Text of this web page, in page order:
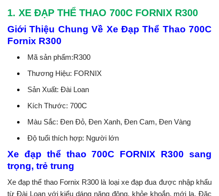
1. XE ĐẠP THỂ THAO 700C FORNIX R300
Giới Thiệu Chung Về Xe Đạp Thể Thao 700C
Fornix R300
Mã sản phẩm:R300
Thương Hiệu: FORNIX
Sản Xuất: Đài Loan
Kích Thước: 700C
Màu Sắc: Đen Đỏ, Đen Xanh, Đen Cam, Đen Vàng
Độ tuổi thích hợp: Người lớn
Xe đạp thể thao 700C FORNIX R300 sang
trọng, trẻ trung
Xe đạp thể thao Fornix R300 là loại xe đạp đua được nhập khẩu
từ Đài Loan với kiểu dáng năng động, khỏe khoắn, mới lạ. Đặc